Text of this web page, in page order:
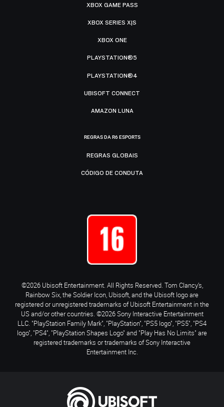
XBOX GAME PASS
XBOX SERIES X|S
XBOX ONE
PLAYSTATION®5
PLAYSTATION®4
UBISOFT CONNECT
AMAZON LUNA
REGRAS DA R6 ESPORTS
REGRAS GLOBAIS
CÓDIGO DE CONDUTA
©2026 Ubisoft Entertainment. All Rights Reserved. Tom Clancy’s,
Rainbow Six, the Soldier Icon, Ubisoft, and the Ubisoft logo are
registered or unregistered trademarks of Ubisoft Entertainment in the
US and/or other countries. ©2026 Sony Interactive Entertainment
LLC. "PlayStation Family Mark", "PlayStation", "PS5 logo", "PS5", "PS4
logo", "PS4", "PlayStation Shapes Logo" and "Play Has No Limits" are
registered trademarks or trademarks of Sony Interactive
Entertainment Inc.